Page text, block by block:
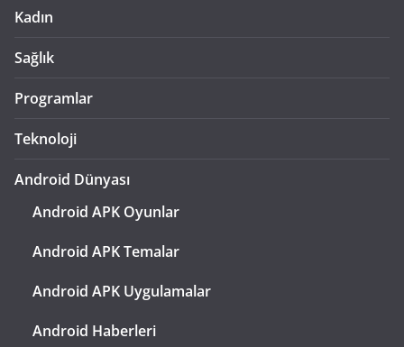
Kadın
Sağlık
Programlar
Teknoloji
Android Dünyası
Android APK Oyunlar
Android APK Temalar
Android APK Uygulamalar
Android Haberleri